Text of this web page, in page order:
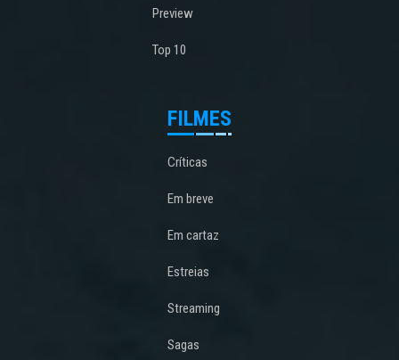
Preview
Top 10
FILMES
Críticas
Em breve
Em cartaz
Estreias
Streaming
Sagas